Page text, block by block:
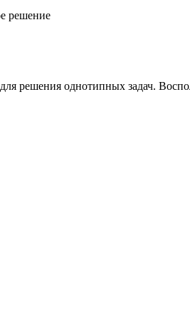
решение
решения однотипных задач.